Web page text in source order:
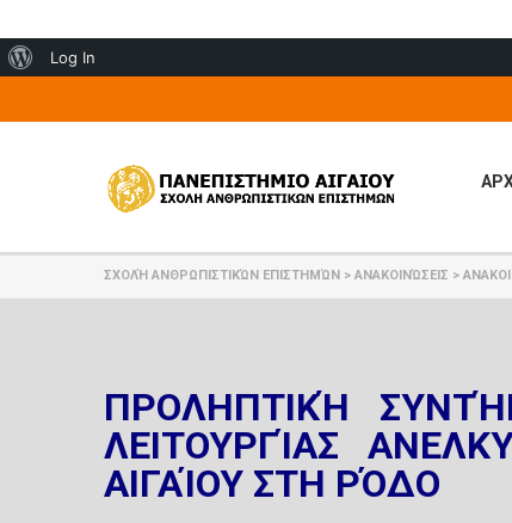
About
Log In
ΣΧΟΛΉ ΑΝΘΡΩΠΙΣΤΙΚΏΝ ΕΠΙΣΤΗΜΏΝ > ΑΝΑΚΟΙΝΏΣΕΙΣ >
ΠΡΟΛΗΠΤΙΚΉ
ΛΕΙΤΟΥΡΓΊΑΣ
ΑΙΓΑΊΟΥ ΣΤΗ ΡΌΔΟ